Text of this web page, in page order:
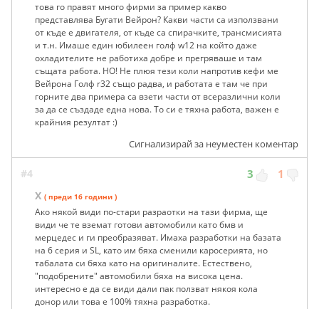
това го правят много фирми за пример какво
представлява Бугати Вейрон? Какви части са използвани
от къде е двигателя, от къде са спирачките, трансмисията
и т.н. Имаше един юбилеен голф w12 на който даже
охладителите не работиха добре и прегряваше и там
същата работа. НО! Не плюя тези коли напротив кефи ме
Вейрона Голф r32 също радва, и работата е там че при
горните два примера са взети части от всеразлични коли
за да се създаде една нова. То си е тяхна работа, важен е
крайния резултат :)
Сигнализирай за неуместен коментар
#4 3 1
X ( преди 16 години )
Ако някой види по-стари разраотки на тази фирма, ще
види че те вземат готови автомобили като бмв и
мерцедес и ги преобразяват. Имаха разработки на базата
на 6 серия и SL, като им бяха сменили каросерията, но
табалата си бяха като на оригиналите. Естествено,
"подобрените" автомобили бяха на висока цена.
интересно е да се види дали пак ползват някоя кола
донор или това е 100% тяхна разработка.